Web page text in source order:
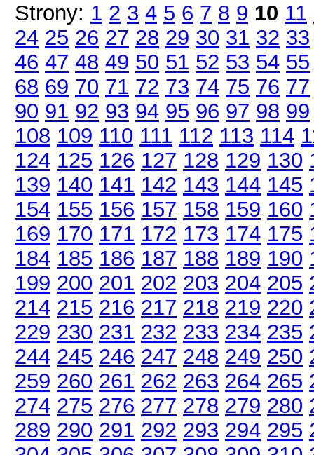
Strony: 1 2 3 4 5 6 7 8 9 10 11
24 25 26 27 28 29 30 31 32 33
46 47 48 49 50 51 52 53 54 55
68 69 70 71 72 73 74 75 76 77
90 91 92 93 94 95 96 97 98 99
108 109 110 111 112 113 114
124 125 126 127 128 129 130
139 140 141 142 143 144 145
154 155 156 157 158 159 160
169 170 171 172 173 174 175
184 185 186 187 188 189 190
199 200 201 202 203 204 205
214 215 216 217 218 219 220
229 230 231 232 233 234 235
244 245 246 247 248 249 250
259 260 261 262 263 264 265
274 275 276 277 278 279 280
289 290 291 292 293 294 295